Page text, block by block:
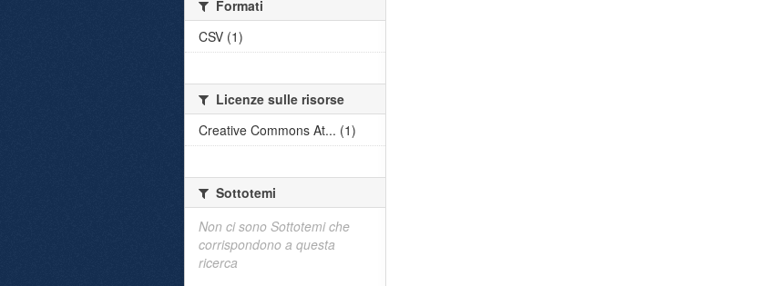
Formati
CSV (1)
Licenze sulle risorse
Creative Commons At... (1)
Sottotemi
Non ci sono Sottotemi che
corrispondono a questa
ricerca